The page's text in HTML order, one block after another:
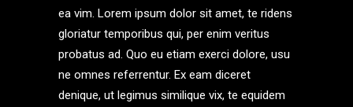
ea vim. Lorem ipsum dolor sit amet, te ridens
gloriatur temporibus qui, per enim veritus
probatus ad. Quo eu etiam exerci dolore, usu
ne omnes referrentur. Ex eam diceret
denique, ut legimus similique vix, te equidem